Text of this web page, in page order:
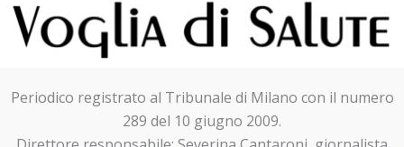
Periodico registrato al Tribunale di Milano con il numero
289 del 10 giugno 2009.